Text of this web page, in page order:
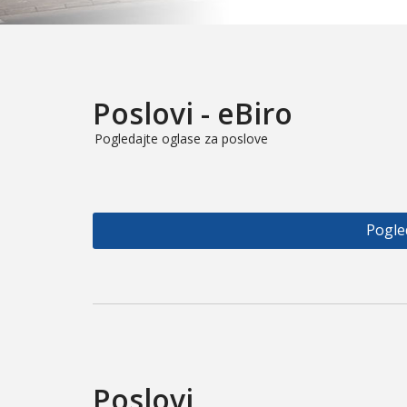
Poslovi - eBiro
Pogledajte oglase za poslove